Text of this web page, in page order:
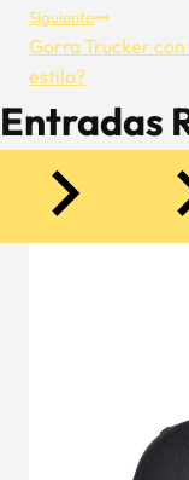
De
Entradas
Siguiente
Gorra Trucker con
estilo?
Entradas